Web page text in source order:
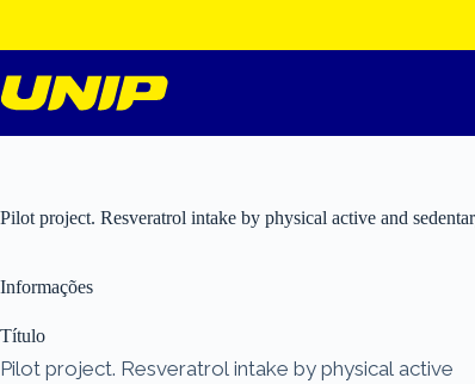
o
conteúdo
Pilot project. Resveratrol intake by physical active and
Informações
Título
Pilot project. Resveratrol intake by physical active